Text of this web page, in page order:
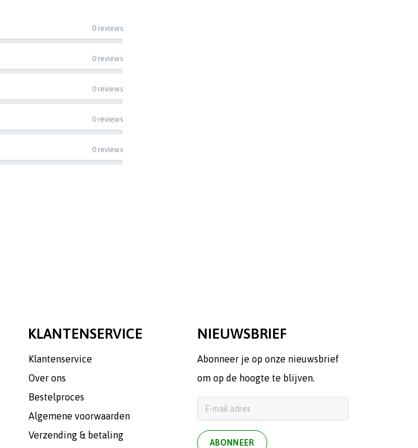
0 reviews
0 reviews
0 reviews
0 reviews
0 reviews
KLANTENSERVICE
Klantenservice
Over ons
Bestelproces
Algemene voorwaarden
Verzending & betaling
NIEUWSBRIEF
Abonneer je op onze nieuwsbrief
om op de hoogte te blijven.
ABONNEER